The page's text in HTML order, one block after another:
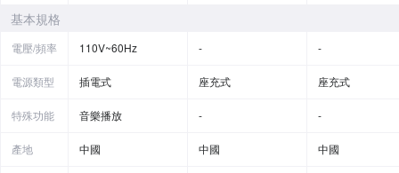
基本規格
電壓/頻率 110V~60Hz - -
電源類型 插電式 座充式 座充式
特殊功能 音樂播放 - -
產地 中國 中國 中國